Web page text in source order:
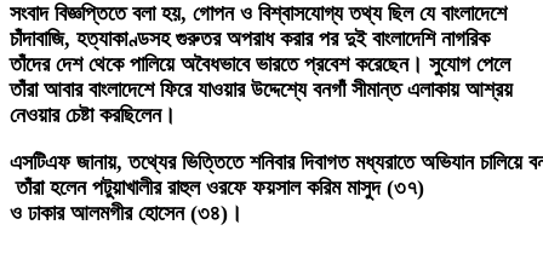
সংবাদ বিজ্ঞপ্তিতে বলা হয়, গোপন ও বিশ্বাসযোগ্য তথ্য ছিল যে বাংলাদেশে
চাঁদাবাজি, হত্যাকাণ্ডসহ গুরুতর অপরাধ করার পর দুই বাংলাদেশি নাগরিক
তাঁদের দেশ থেকে পালিয়ে অবৈধভাবে ভারতে প্রবেশ করেছেন। সুযোগ পেলে
তাঁরা আবার বাংলাদেশে ফিরে যাওয়ার উদ্দেশ্যে বনগাঁ সীমান্ত এলাকায় আশ্রয়
নেওয়ার চেষ্টা করছিলেন।
এসটিএফ জানায়, তথ্যের ভিত্তিতে শনিবার দিবাগত মধ্যরাতে অভিযান
তাঁরা হলেন পটুয়াখালীর রাহুল ওরফে ফয়সাল করিম মাসুদ (৩৭)
ও ঢাকার আলমগীর হোসেন (৩৪)।